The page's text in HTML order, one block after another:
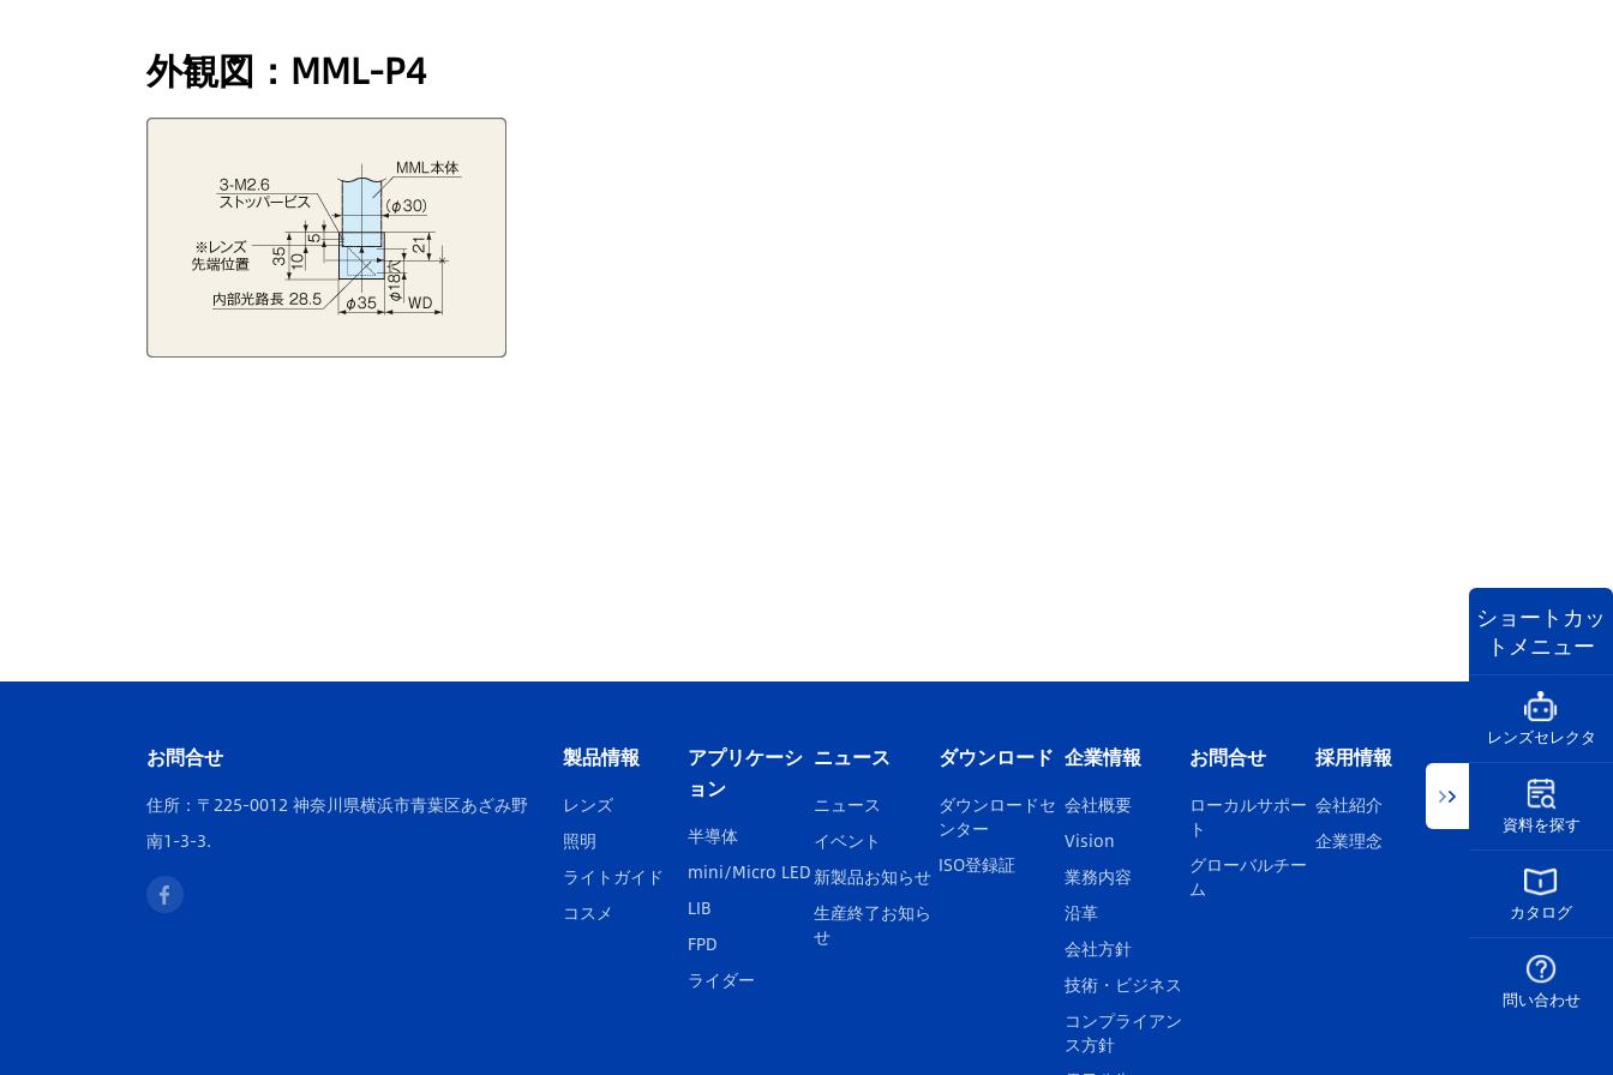
外観図：MML-P4
お問合せ
住所：〒225-0012 神奈川県横浜市青葉区あざみ野
南1-3-3.
製品情報
レンズ
照明
ライトガイド
コスメ
アプリケーシ
ョン
半導体
mini/Micro LED
LIB
FPD
ライダー
ニュース
ニュース
イベント
新製品お知らせ
生産終了お知ら
せ
ダウンロード
ダウンロードセ
ンター
ISO登録証
企業情報
会社概要
Vision
業務内容
沿革
会社方針
技術・ビジネス
コンプライアン
ス方針
お問合せ
ローカルサポー
ト
グローバルチー
ム
採用情報
会社紹介
企業理念
ショートカッ
トメニュー
レンズセレクタ
資料を探す
カタログ
問い合わせ